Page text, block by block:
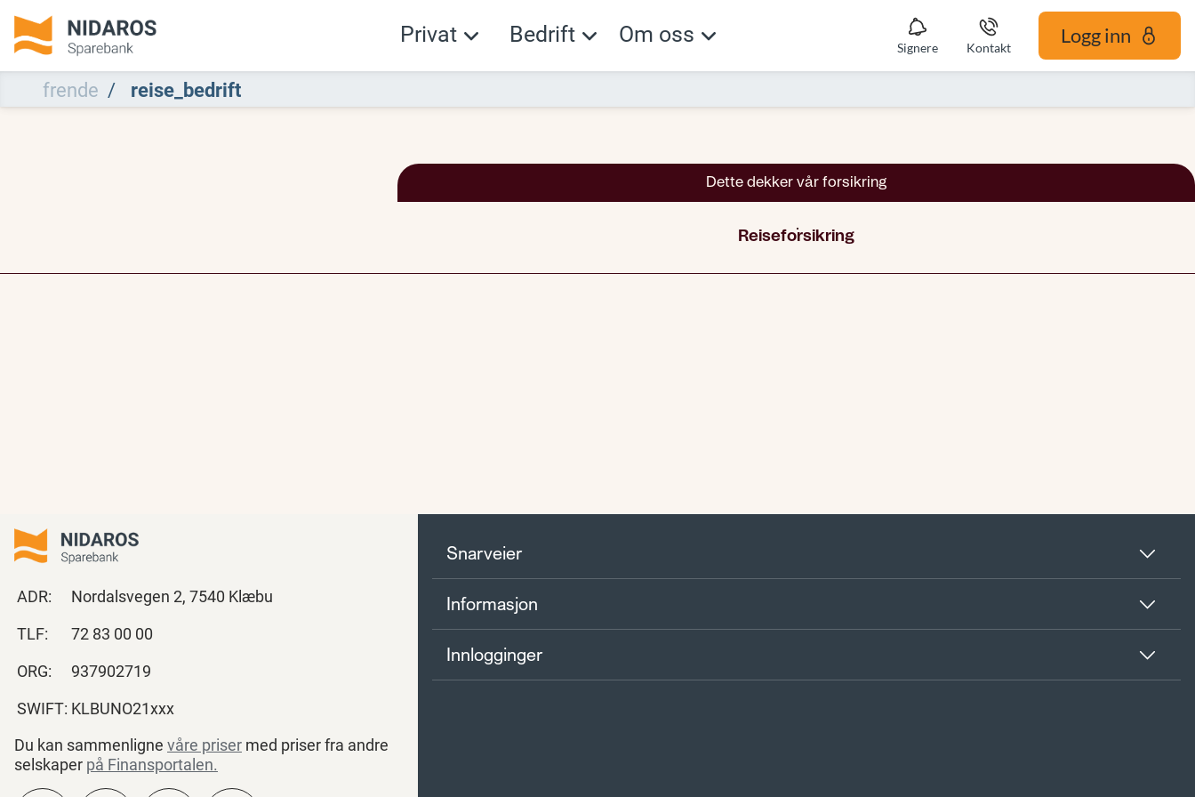
frende reise_bedrift
Privat Bedrift Om oss Signere Kontakt
Logg inn
Snarveier
Informasjon
Innlogginger
ADR:
Nordalsvegen 2, 7540 Klæbu
TLF:
72 83 00 00
ORG:
937902719
SWIFT: KLBUNO21xxx
Du kan sammenlignevåre priser med priser fra andre
selskaper på Finansportalen.